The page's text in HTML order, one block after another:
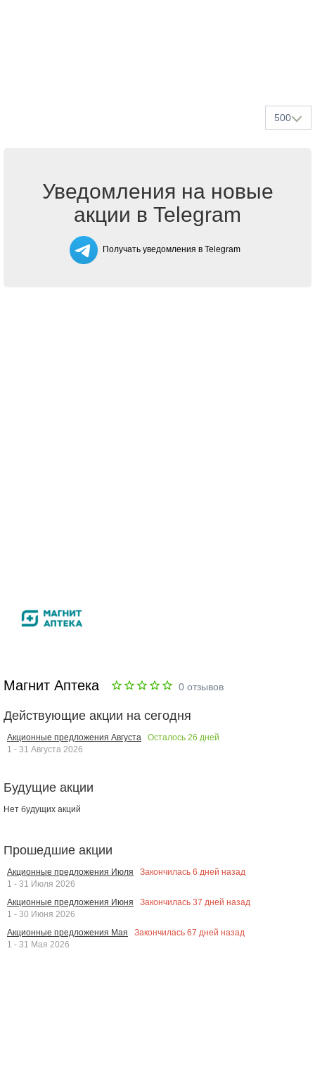
500
Уведомления на новые
акции в Telegram
Получать уведомления в Telegram
Магнит Аптека 0 отзывов
Действующие акции на сегодня
Акционные предложения Августа Осталось 26 дней
1 - 31 Августа 2026
Будущие акции
Нет будущих акций
Прошедшие акции
Акционные предложения Июля Закончилась 6 дней назад
1 - 31 Июля 2026
Акционные предложения Июня
Закончилась 37 дней назад
1 - 30 Июня 2026
Акционные предложения Мая
Закончилась 67 дней назад
1 - 31 Мая 2026